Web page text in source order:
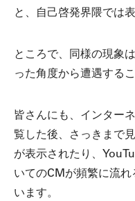
と、自己啓発界隈では
ところで、同様の現象
った角度から遭遇する
皆さんにも、インター
覧した後、さっきまで
が表示されたり、
いてのCMが頻繁に流
います。